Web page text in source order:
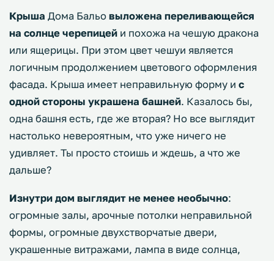
Крыша Дома Бальо выложена переливающейся
на солнце черепицей и похожа на чешую дракона
или ящерицы. При этом цвет чешуи является
логичным продолжением цветового оформления
фасада. Крыша имеет неправильную форму и с
одной стороны украшена башней. Казалось бы,
одна башня есть, где же вторая? Но все выглядит
настолько невероятным, что уже ничего не
удивляет. Ты просто стоишь и ждешь, а что же
дальше?
Изнутри дом выглядит не менее необычно:
огромные залы, арочные потолки неправильной
формы, огромные двухстворчатые двери,
украшенные витражами, лампа в виде солнца,